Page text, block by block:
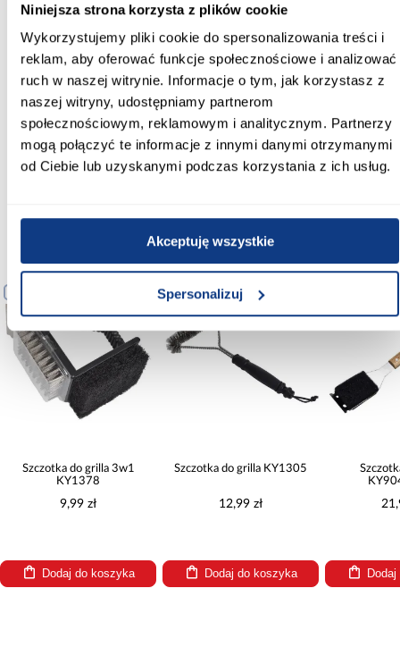
Niniejsza strona korzysta z plików cookie
Wykorzystujemy pliki cookie do spersonalizowania treści i
reklam, aby oferować funkcje społecznościowe i analizować
ruch w naszej witrynie. Informacje o tym, jak korzystasz z
naszej witryny, udostępniamy partnerom
społecznościowym, reklamowym i analitycznym. Partnerzy
mogą połączyć te informacje z innymi danymi otrzymanymi
od Ciebie lub uzyskanymi podczas korzystania z ich usług.
Akceptuję wszystkie
Spersonalizuj
użytkowanie są wyjątkowo komfortowe.
Informacje Informacje o produkcie
Rodzaj asortymentu:
akcesoria do grilla
Klienci, którzy kupili ten produkt nabyli
również
Szczotka do grilla 3w1
KY1378
9,99 zł
Dodaj do koszyka
PORÓWNAJ
Szczotka do grilla KY1305
12,99 zł
Dodaj do koszyka